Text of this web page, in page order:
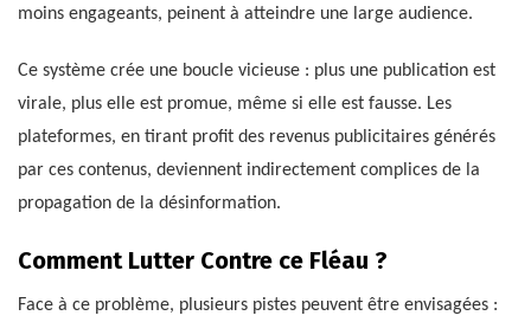
moins engageants, peinent à atteindre une large audience.
Ce système crée une boucle vicieuse : plus une publication est
virale, plus elle est promue, même si elle est fausse. Les
plateformes, en tirant profit des revenus publicitaires générés
par ces contenus, deviennent indirectement complices de la
propagation de la désinformation.
Comment Lutter Contre ce Fléau ?
Face à ce problème, plusieurs pistes peuvent être envisagées :